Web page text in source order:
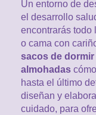
Funda
Somier
Saco
Saco De
Saco
Saco
Saco
Mantita
Manta
Cojines
COJÍN DE
TEXTILES
Un entorno de
el desarrollo
encontrarás todo
o cama con
sacos de dormir
almohadas
hasta el último
diseñan y
cuidado, para